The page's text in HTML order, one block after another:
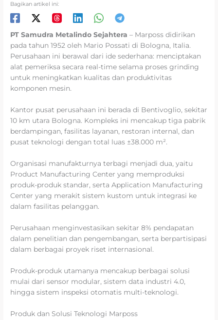
Bagikan artikel ini:
PT Samudra Metalindo Sejahtera – Marposs didirikan
pada tahun 1952 oleh Mario Possati di Bologna, Italia.
Perusahaan ini berawal dari ide sederhana: menciptakan
alat pemeriksa secara real-time selama proses grinding
untuk meningkatkan kualitas dan produktivitas
komponen mesin.
Kantor pusat perusahaan ini berada di Bentivoglio, sekitar
10 km utara Bologna. Kompleks ini mencakup tiga pabrik
berdampingan, fasilitas layanan, restoran internal, dan
pusat teknologi dengan total luas ±38.000 m².
Organisasi manufakturnya terbagi menjadi dua, yaitu
Product Manufacturing Center yang memproduksi
produk-produk standar, serta Application Manufacturing
Center yang merakit sistem kustom untuk integrasi ke
dalam fasilitas pelanggan.
Perusahaan menginvestasikan sekitar 8% pendapatan
dalam penelitian dan pengembangan, serta berpartisipasi
dalam berbagai proyek riset internasional.
Produk-produk utamanya mencakup berbagai solusi
mulai dari sensor modular, sistem data industri 4.0,
hingga sistem inspeksi otomatis multi-teknologi.
Produk dan Solusi Teknologi Marposs